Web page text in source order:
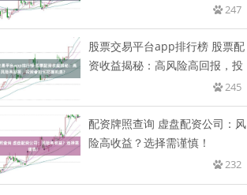
247
股票交易平台app排行榜 股票配
资收益揭秘：高风险高回报，投
245
配资牌照查询 虚盘配资公司：风
险高收益？选择需谨慎！
232